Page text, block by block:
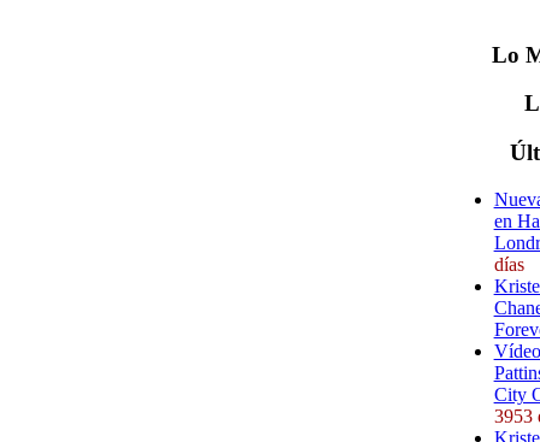
Lo
en
días
City
3953